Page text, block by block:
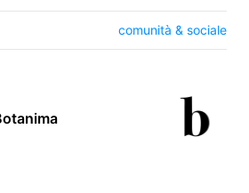
comunità & sociale